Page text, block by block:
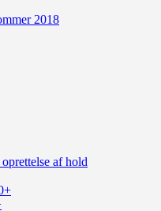
2018
af hold